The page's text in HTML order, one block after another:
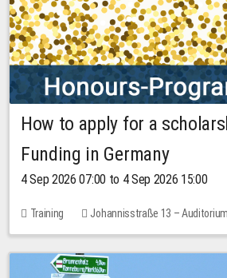
How to apply for a
Funding in Germany
4 Sep 2026 07:00 to 4 Sep 2026 15:00
Training
Johannisstraße 13 –
No free places